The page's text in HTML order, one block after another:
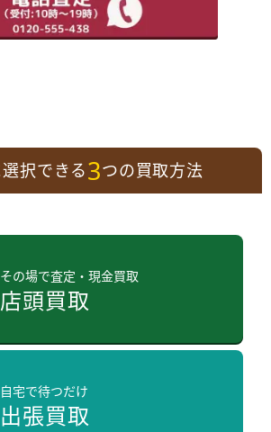
択できる3つの買取方法
その場で査定・現金買取
店頭買取
自宅で待つだけ
出張買取